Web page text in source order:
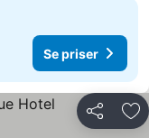
Se priser
Dela